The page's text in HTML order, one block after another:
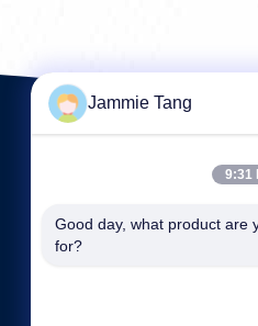
Jammie Tang
9:31
Good day, what product are
for?